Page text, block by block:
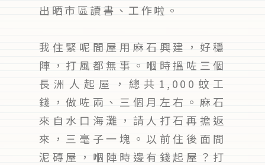
出晒市區讀書、工作啦。
我住緊呢間屋用麻石興建，好穩
陣，打風都無事。嗰時搵咗三個
長洲人起屋，總共1,000蚊工
錢，做咗兩、三個月左右。麻石
來自水口海灘，請人打石再擔返
來，三毫子一塊。以前住後面間
泥磚屋，嗰陣時邊有錢起屋？打